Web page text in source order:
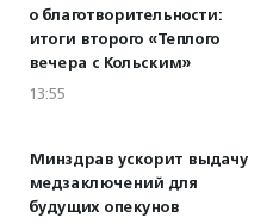
о благотворительности:
итоги второго «Теплого
вечера с Кольским»
13:55
Минздрав ускорит выдачу
медзаключений для
будущих опекунов